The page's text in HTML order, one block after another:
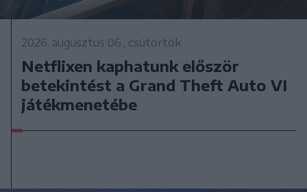
2026. augusztus 06., csütörtök
Netflixen kaphatunk először
betekintést a Grand Theft Auto VI
játékmenetébe